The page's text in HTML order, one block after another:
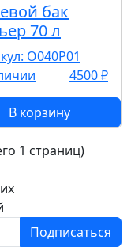
бак
70 л
О040Р01
4500 ₽
В корзину
1 страниц)
Подписаться